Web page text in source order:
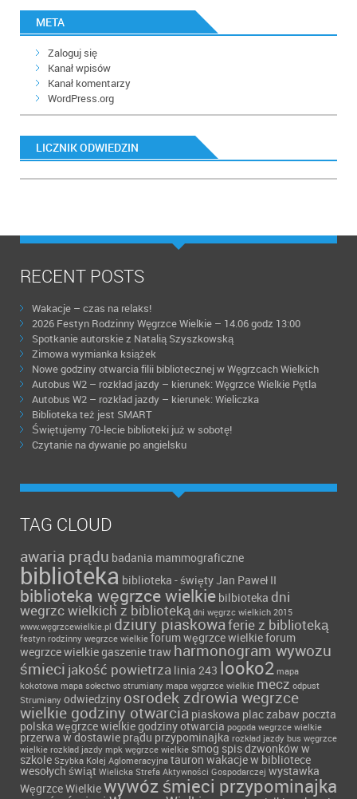
META
Zaloguj się
Kanał wpisów
Kanał komentarzy
WordPress.org
LICZNIK ODWIEDZIN
RECENT POSTS
Wakacje – czas na relaks!
2026 Festyn Rodzinny Węgrzce Wielkie – 14.06 godz 13:00
Spotkanie autorskie z Natalią Szyszkowską
Zimowa wymianka książek
Nowe godziny otwarcia filii bibliotecznej w Węgrzcach Wielkich
Autobus W2 – rozkład jazdy – kierunek: Węgrzce Wielkie Pętla
Autobus W2 – rozkład jazdy – kierunek: Wieliczka
Biblioteka też jest SMART
Świętujemy 70-lecie biblioteki już w sobotę!
Czytanie na dywanie po angielsku
TAG CLOUD
awaria prądu badania mammograficzne
biblioteka biblioteka - święty Jan Paweł II
biblioteka węgrzce wielkie bilbioteka dni
wegrzc wielkich z biblioteką dni węgrzc wielkich 2015
www.węgrzcewielkie.pl dziury piaskowaferie z biblioteką
festyn rodzinny wegrzce wielkie forum węgrzce wielkie forum
wegrzce wielkiegaszenie traw harmonogram wywozu
śmieci jakość powietrza linia 243 looko2 mapa
kokotowa mapa sołectwo strumiany mapa węgrzce wielkie mecz odpust
Strumiany odwiedziny osrodek zdrowia wegrzce
wielkie godziny otwarcia piaskowa plac zabaw poczta
polska węgrzce wielkie godziny otwarcia pogoda wegrzce wielkie
przerwa w dostawie prądu przypominajka rozkład jazdy bus węgrzce
wielkie rozkład jazdy mpk węgrzce wielkie smog spis dzwonków w
szkole Szybka Kolej Aglomeracyjna tauron wakacje w bibliotece
wesołych świąt Wielicka Strefa Aktywności Gospodarczej wystawka
Węgrzce Wielkiewywóz śmieci przypominajka